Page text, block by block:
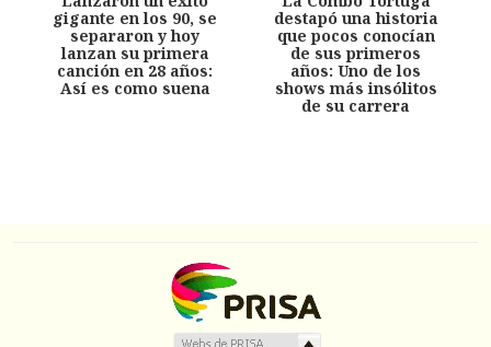
gigante en los 90, se
separaron y hoy
lanzan su primera
canción en 28 años:
Así es como suena
destapó una historia
que pocos conocían
de sus primeros
años: Uno de los
shows más insólitos
de su carrera